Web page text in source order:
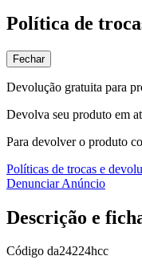
Política de
Fechar
Devolução gratuita para
Devolva seu produto em
Para devolver o produto
Políticas de trocas e
Denunciar Anúncio
Descrição e
Código da24224hcc